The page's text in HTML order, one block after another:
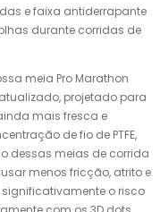
e faixa antiderrapante
durante corridas de
meia Pro Marathon
projetado para
mais fresca e
de fio de PTFE,
dessas meias de corrida
menos fricção, atrito e
o risco